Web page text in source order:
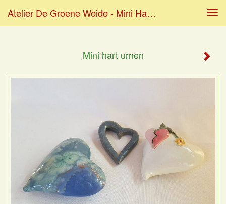
Atelier De Groene Weide - Mini Hart Urnen
Mini hart urnen